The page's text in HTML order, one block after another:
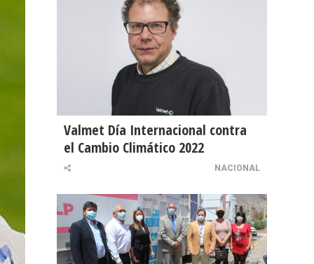
Valmet Día Internacional contra
el Cambio Climático 2022
NACIONAL